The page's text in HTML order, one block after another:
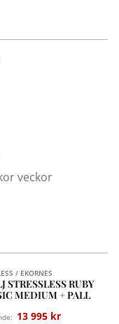
sig automatiskt
Glide-
rattarna. Du
för nacke och
Det går
läge beroende
TV. Sovfunktionen
Det moderna
rörelser.
veckor
/ EKORNES
STRESSLESS RUBY
MEDIUM + PALL
13 995 kr